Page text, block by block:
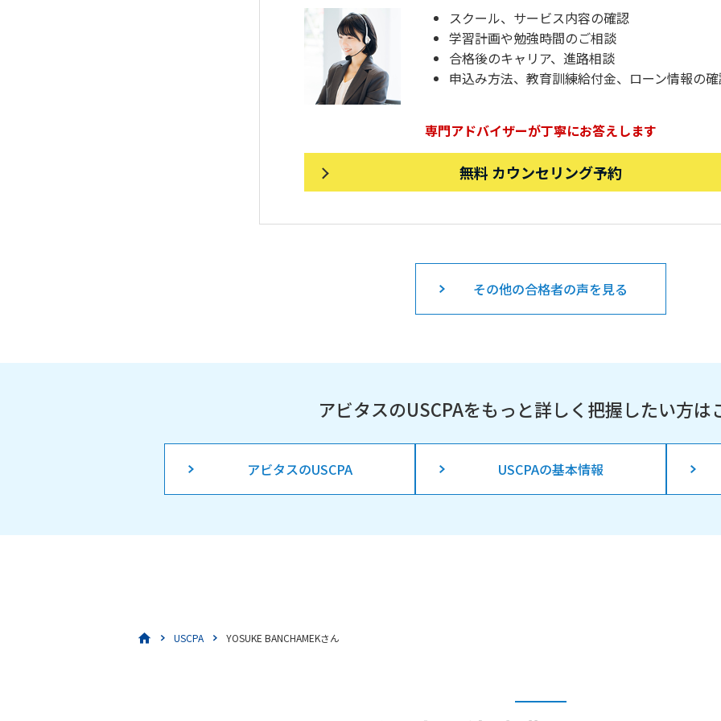
スクール、サービス内容の確認
学習計画や勉強時間のご相談
合格後のキャリア、進路相談
申込み方法、教育訓練給付金、ローン情報の
専門アドバイザーが丁寧にお答えします
無料 カウンセリング予約
その他の合格者の声を見る
アビタスのUSCPAをもっと詳しく把握したい方は
アビタスのUSCPA USCPAの基本情報
USCPA YOSUKE BANCHAMEKさん